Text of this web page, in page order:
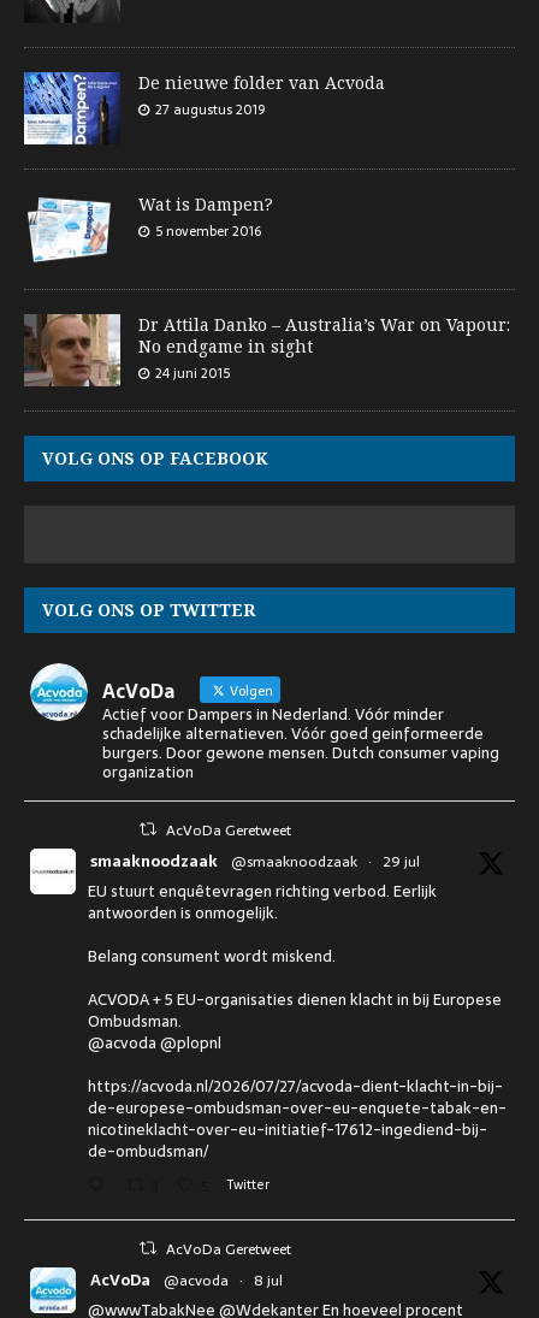
De nieuwe folder van Acvoda
27 augustus 2019
Wat is Dampen?
5 november 2016
Dr Attila Danko – Australia’s War on Vapour:
No endgame in sight
24 juni 2015
VOLG ONS OP FACEBOOK
VOLG ONS OP TWITTER
AcVoDa Volgen
Actief voor Dampers in Nederland. Vóór minder
schadelijke alternatieven. Vóór goed geinformeerde
burgers. Door gewone mensen. Dutch consumer vaping
organization
AcVoDa Geretweet
smaaknoodzaak @smaaknoodzaak · 29 jul
EU stuurt enquêtevragen richting verbod. Eerlijk
antwoorden is onmogelijk.
Belang consument wordt miskend.
ACVODA + 5 EU-organisaties dienen klacht in bij Europese
Ombudsman.
@acvoda @plopnl
https://acvoda.nl/2026/07/27/acvoda-dient-klacht-in-bij-
de-europese-ombudsman-over-eu-enquete-tabak-en-
nicotineklacht-over-eu-initiatief-17612-ingediend-bij-
de-ombudsman/
Twitter
AcVoDa Geretweet
AcVoDa @acvoda · 8 jul
@wwwTabakNee @Wdekanter En hoeveel procent